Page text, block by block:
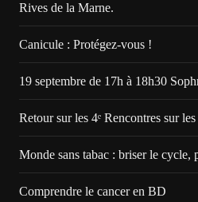
Rives de la Marne.
Canicule : Protégez-vous !
19 septembre de 17h à 18h30
Retour sur les 4ᵉ Rencontres sur
Monde sans tabac : briser le cycle,
Comprendre le cancer en BD